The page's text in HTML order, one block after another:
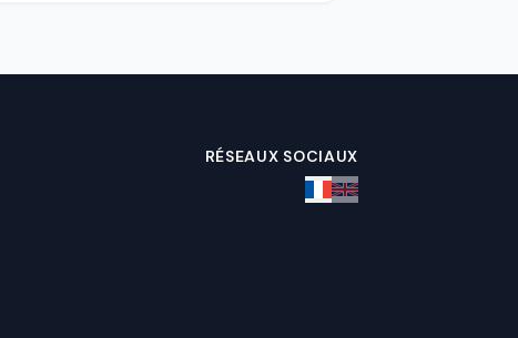
RÉSEAUX SOCIAUX